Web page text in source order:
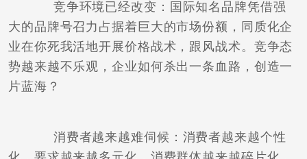
竞争环境已经改变：国际知名品牌凭借强
大的品牌号召力占据着巨大的市场份额，同质化企
业在你死我活地开展价格战术，跟风战术。竞争态
势越来越不乐观，企业如何杀出一条血路，创造一
片蓝海？
消费者越来越难伺候：消费者越来越个性